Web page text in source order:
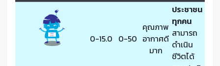
0-15.0 0-50
คุณภาพ
อากาศดี
มาก
ประชาชน
ทุกคน
สามารถ
ดำเนิน
ชีวิตได้